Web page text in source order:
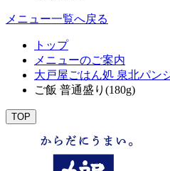
メニュー一覧へ戻る
トップ
メニューのご案内
大戸屋ごはん処 泉北パン
ご飯 普通盛り(180g)
TOP